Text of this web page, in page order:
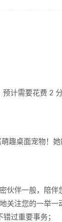
计需要花费 2
趣桌面宠物！
伙伴一般，陪伴
关注您的一举一
过重要事务；